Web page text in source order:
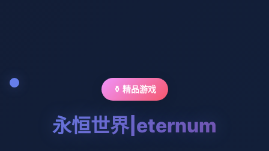
⚱️ 精品游戏
永恒世界|eternum